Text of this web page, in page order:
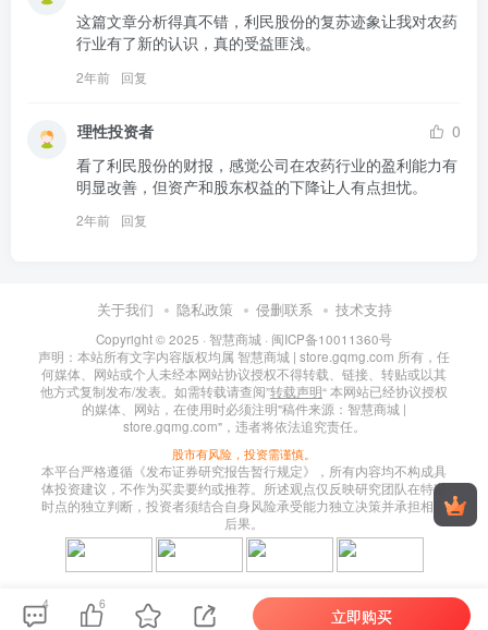
这篇文章分析得真不错，利民股份的复苏迹象让我对农药
行业有了新的认识，真的受益匪浅。
2年前 回复
理性投资者
0
看了利民股份的财报，感觉公司在农药行业的盈利能力有
明显改善，但资产和股东权益的下降让人有点担忧。
2年前 回复
关于我们 隐私政策 侵删联系 技术支持
Copyright © 2025 · 智慧商城 · 闽ICP备10011360号
声明：本站所有文字内容版权均属 智慧商城 | store.gqmg.com 所有，任
何媒体、网站或个人未经本网站协议授权不得转载、链接、转贴或以其
他方式复制发布/发表。如需转载请查阅”转载声明“ 本网站已经协议授权
的媒体、网站，在使用时必须注明"稿件来源：智慧商城 |
store.gqmg.com"，违者将依法追究责任。
股市有风险，投资需谨慎。
本平台严格遵循《发布证券研究报告暂行规定》，所有内容均不构成具
体投资建议，不作为买卖要约或推荐。所述观点仅反映研究团队在特定
时点的独立判断，投资者须结合自身风险承受能力独立决策并承担相应
后果。
4 6
立即购买